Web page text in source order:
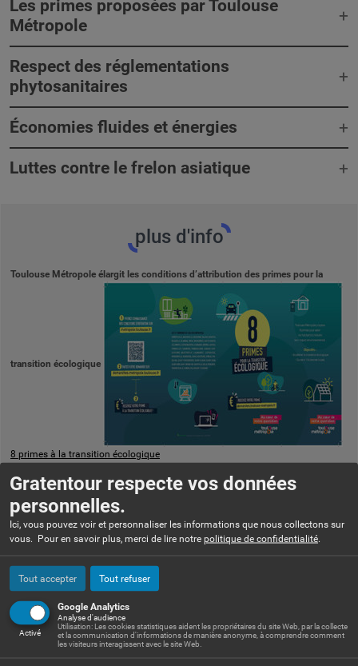
Gratentour respecte vos données
personnelles.
Ici, vous pouvez voir et personnaliser les informations que nous collectons sur
vous. Pour en savoir plus, merci de lire notre politique de confidentialité.
Tout accepter Tout refuser
Google Analytics
Activé
Analyse d'audience
Utilisation: Les cookies statistiques aident les propriétaires du site Web, par la collecte
et la communication d'informations de manière anonyme, à comprendre comment
les visiteurs interagissent avec le site Web.
Les primes proposées par Toulouse
Métropole
Respect des réglementations
phytosanitaires
Économies fluides et énergies
Luttes contre le frelon asiatique
plus d'info
Toulouse Métropole élargit les conditions d’attribution des primes pour la
transition écologique
8 primes à la transition écologique
Lutte contre les frelons asiatiques : équipez-vous de pièges pour protéger